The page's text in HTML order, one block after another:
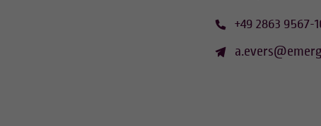
+49 2863 9567-